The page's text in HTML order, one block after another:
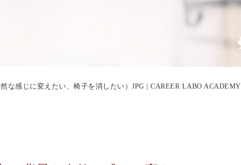
な感じに変えたい、椅子を消したい）JPG | CAREER LABO ACADEMY